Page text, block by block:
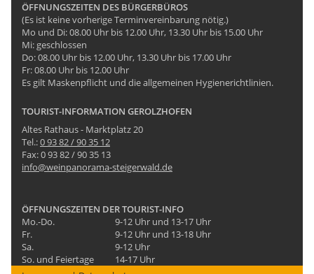
ÖFFNUNGSZEITEN DES BÜRGERBÜROS
(Es ist keine vorherige Terminvereinbarung nötig.)
Mo und Di: 08.00 Uhr bis 12.00 Uhr, 13.30 Uhr bis 15.00 Uhr
Mi: geschlossen
Do: 08.00 Uhr bis 12.00 Uhr, 13.30 Uhr bis 17.00 Uhr
Fr: 08.00 Uhr bis 12.00 Uhr
Es gilt Maskenpflicht und die allgemeinen Hygienerichtlinien.
TOURIST-INFORMATION GEROLZHOFEN
Altes Rathaus - Marktplatz 20
Tel.:0 93 82 / 90 35 12
Fax: 0 93 82 / 90 35 13
info@weinpanorama-steigerwald.de
ÖFFNUNGSZEITEN DER TOURIST-INFO
Mo.-Do.
9-12 Uhr und 13-17 Uhr
Fr.
9-12 Uhr und 13-18 Uhr
Sa.
9-12 Uhr
So. und Feiertage
14-17 Uhr